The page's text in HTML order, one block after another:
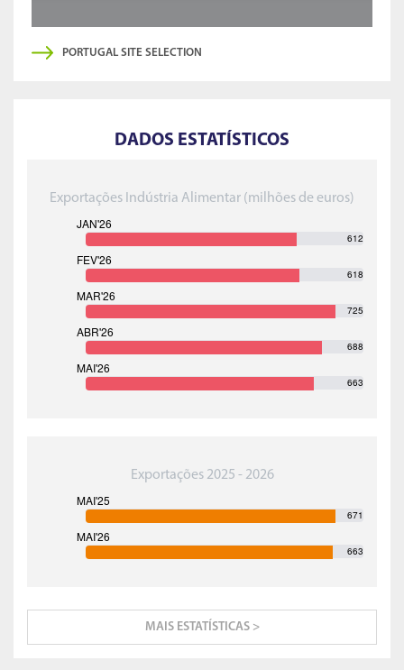
PORTUGAL SITE SELECTION
DADOS ESTATÍSTICOS
Exportações Indústria Alimentar (milhões de euros)
612
618
725
688
663
Exportações 2025 - 2026
671
663
MAIS ESTATÍSTICAS >